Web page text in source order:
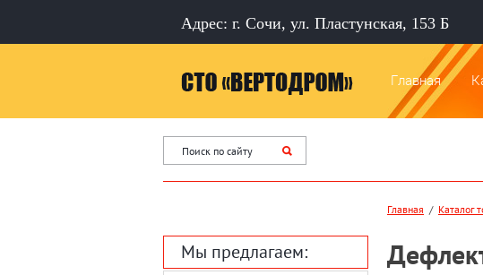
Адрес: г. Сочи, ул. Пластунская, 153 Б
Главная
Мы предлагаем:
Главная
  /
Каталог